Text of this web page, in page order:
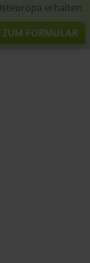
erhalten.
ZUM FORMULAR